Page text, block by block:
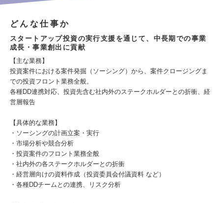
どんな仕事か
スタートアップ投資の実行支援を通じて、中長期での事業
成長・事業創出に貢献
【主な業務】
投資案件における案件発掘（ソーシング）から、案件クロージングま
での投資フロント業務全般。
各種DD連携対応、投資先含む社内外のステークホルダーとの折衝、経
営層報告
【具体的な業務】
・ソーシングの計画立案・実行
・市場分析や競合分析
・投資案件のフロント業務全般
・社内外の各ステークホルダーとの折衝
・経営層向けの資料作成（投資委員会付議資料 など）
・各種DDチームとの連携、リスク分析